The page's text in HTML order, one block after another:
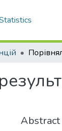
Abstract